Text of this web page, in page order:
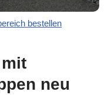
bestellen
neu